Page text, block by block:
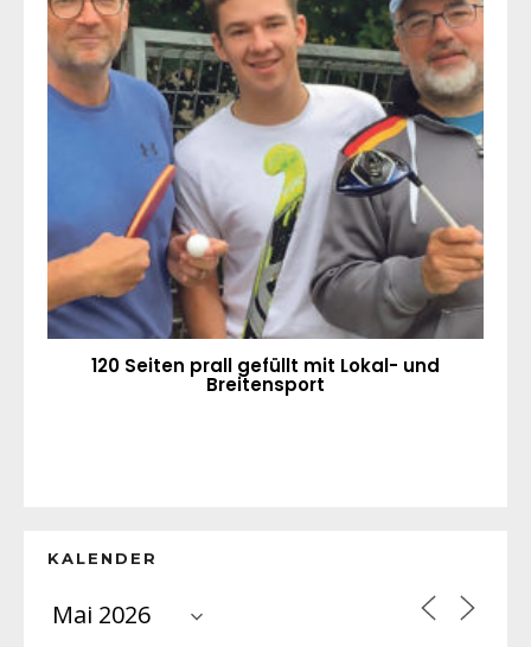
120 Seiten prall gefüllt mit Lokal- und
Breitensport
KALENDER